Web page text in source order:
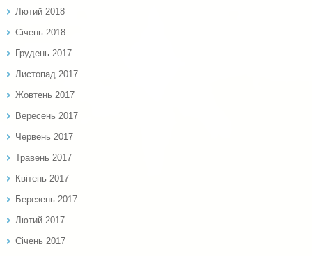
Лютий 2018
Січень 2018
Грудень 2017
Листопад 2017
Жовтень 2017
Вересень 2017
Червень 2017
Травень 2017
Квітень 2017
Березень 2017
Лютий 2017
Січень 2017